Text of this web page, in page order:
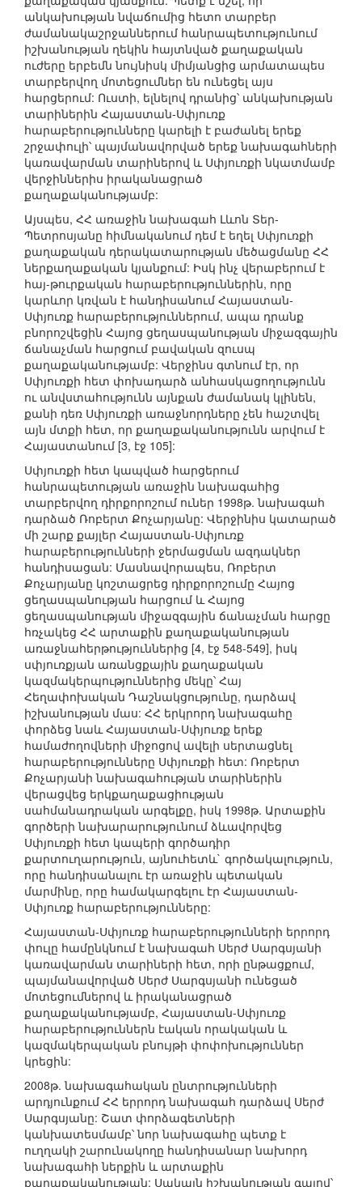
անկախության նվաճումից հետո տարբեր
ժամանակաշրջաններում հանրապետությունում
իշխանության ղեկին հայտնված քաղաքական
ուժերը երբեմն նույնիսկ միմյանցից արմատապես
տարբերվող մոտեցումներ են ունեցել այս
հարցերում: Ուստի, ելնելով դրանից՝ անկախության
տարիներին Հայաստան-Սփյուռք
հարաբերությունները կարելի է բաժանել երեք
շրջափուլի՝ պայմանավորված երեք նախագահների
կառավարման տարիներով և Սփյուռքի նկատմամբ
վերջիններիս իրականացրած
քաղաքականությամբ:
Այսպես, ՀՀ առաջին նախագահ Լևոն Տեր-
Պետրոսյանը հիմնականում դեմ է եղել Սփյուռքի
քաղաքական դերակատարության մեծացմանը ՀՀ
ներքաղաքական կյանքում: Իսկ ինչ վերաբերում է
հայ-թուրքական հարաբերություններին, որը
կարևոր կռվան է հանդիսանում Հայաստան-
Սփյուռք հարաբերություններում, ապա դրանք
բնորոշվեցին Հայոց ցեղասպանության միջազգային
ճանաչման հարցում բավական զուսպ
քաղաքականությամբ: Վերջինս գտնում էր, որ
Սփյուռքի հետ փոխադարձ անհասկացողությունն
ու անվստահությունն այնքան ժամանակ կլինեն,
քանի դեռ Սփյուռքի առաջնորդները չեն հաշտվել
այն մտքի հետ, որ քաղաքականությունն արվում է
Հայաստանում [3, էջ 105]:
Սփյուռքի հետ կապված հարցերում
հանրապետության առաջին նախագահից
տարբերվող դիրքորոշում ուներ 1998թ. նախագահ
դարձած Ռոբերտ Քոչարյանը: Վերջինիս կատարած
մի շարք քայլեր Հայաստան-Սփյուռք
հարաբերությունների ջերմացման ազդակներ
հանդիսացան: Մասնավորապես, Ռոբերտ
Քոչարյանը կոշտացրեց դիրքորոշումը Հայոց
ցեղասպանության հարցում և Հայոց
ցեղասպանության միջազգային ճանաչման հարցը
հռչակեց ՀՀ արտաքին քաղաքականության
առաջնահերթություններից [4, էջ 548-549], իսկ
սփյուռքյան առանցքային քաղաքական
կազմակերպություններից մեկը՝ Հայ
Հեղափոխական Դաշնակցությունը, դարձավ
իշխանության մաս: ՀՀ երկրորդ նախագահը
փորձեց նաև Հայաստան-Սփյուռք երեք
համաժողովների միջոցով ավելի սերտացնել
հարաբերությունները Սփյուռքի հետ: Ռոբերտ
Քոչարյանի նախագահության տարիներին
վերացվեց երկքաղաքացիության
սահմանադրական արգելքը, իսկ 1998թ. Արտաքին
գործերի նախարարությունում ձևավորվեց
Սփյուռքի հետ կապերի գործադիր
քարտուղարություն, այնուհետև` գործակալություն,
որը հանդիսանալու էր առաջին պետական
մարմինը, որը համակարգելու էր Հայաստան-
Սփյուռք հարաբերությունները:
Հայաստան-Սփյուռք հարաբերությունների երրորդ
փուլը համընկնում է նախագահ Սերժ Սարգսյանի
կառավարման տարիների հետ, որի ընթացքում,
պայմանավորված Սերժ Սարգսյանի ունեցած
մոտեցումներով և իրականացրած
քաղաքականությամբ, Հայաստան-Սփյուռք
հարաբերություններն էական որակական և
կազմակերպական բնույթի փոփոխություններ
կրեցին:
2008թ. նախագահական ընտրությունների
արդյունքում ՀՀ երրորդ նախագահ դարձավ Սերժ
Սարգսյանը: Շատ փորձագետների
կանխատեսմամբ՝ նոր նախագահը պետք է
ուղղակի շարունակողը հանդիսանար նախորդ
նախագահի ներքին և արտաքին
քաղաքականության: Սակայն իշխանության գալով՝